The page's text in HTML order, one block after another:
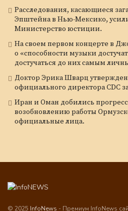
Расследования, касающиеся
Эпштейна в Нью-Мексико,
Министерство юстиции.
На своем первом концерте в
о «способности музыки
достучаться до них самым
Доктор Эрика Шварц
официального директора CDC
Иран и Оман добились
возобновлению работы
официальные лица.
© 2025 InfoNews - Премиум InfoNews